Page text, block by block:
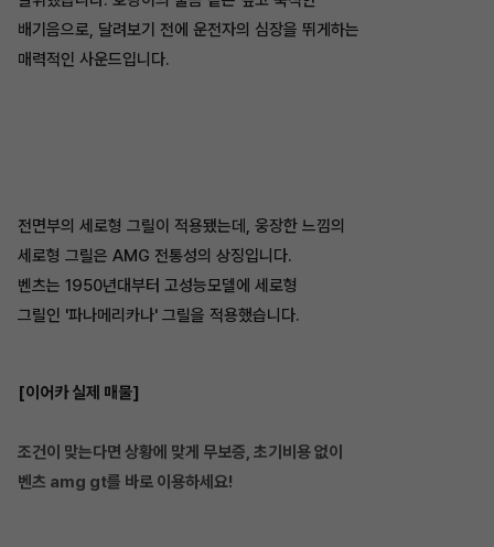
배기음으로, 달려보기 전에 운전자의 심장을 뛰게하는
매력적인 사운드입니다.
전면부의 세로형 그릴이 적용됐는데, 웅장한 느낌의
세로형 그릴은 AMG 전통성의 상징입니다.
벤츠는 1950년대부터 고성능모델에 세로형
그릴인 '파나메리카나' 그릴을 적용했습니다.
[이어카 실제 매물]
조건이 맞는다면 상황에 맞게 무보증, 초기비용 없이
벤츠 amg gt를 바로 이용하세요!